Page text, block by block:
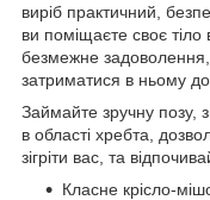
виріб практичний,
ви поміщаєте своє
безмежне
затриматися в ньому
Займайте зручну позу,
в області хребта,
зігріти вас, та
Класне крісло-